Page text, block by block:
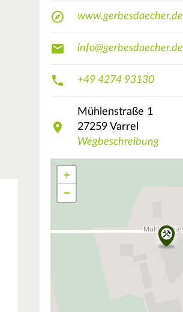
www.gerbesdaecher.de
info@gerbesdaecher.de
+49 4274 93130
Mühlenstraße 1
27259 Varrel
Wegbeschreibung
+
−